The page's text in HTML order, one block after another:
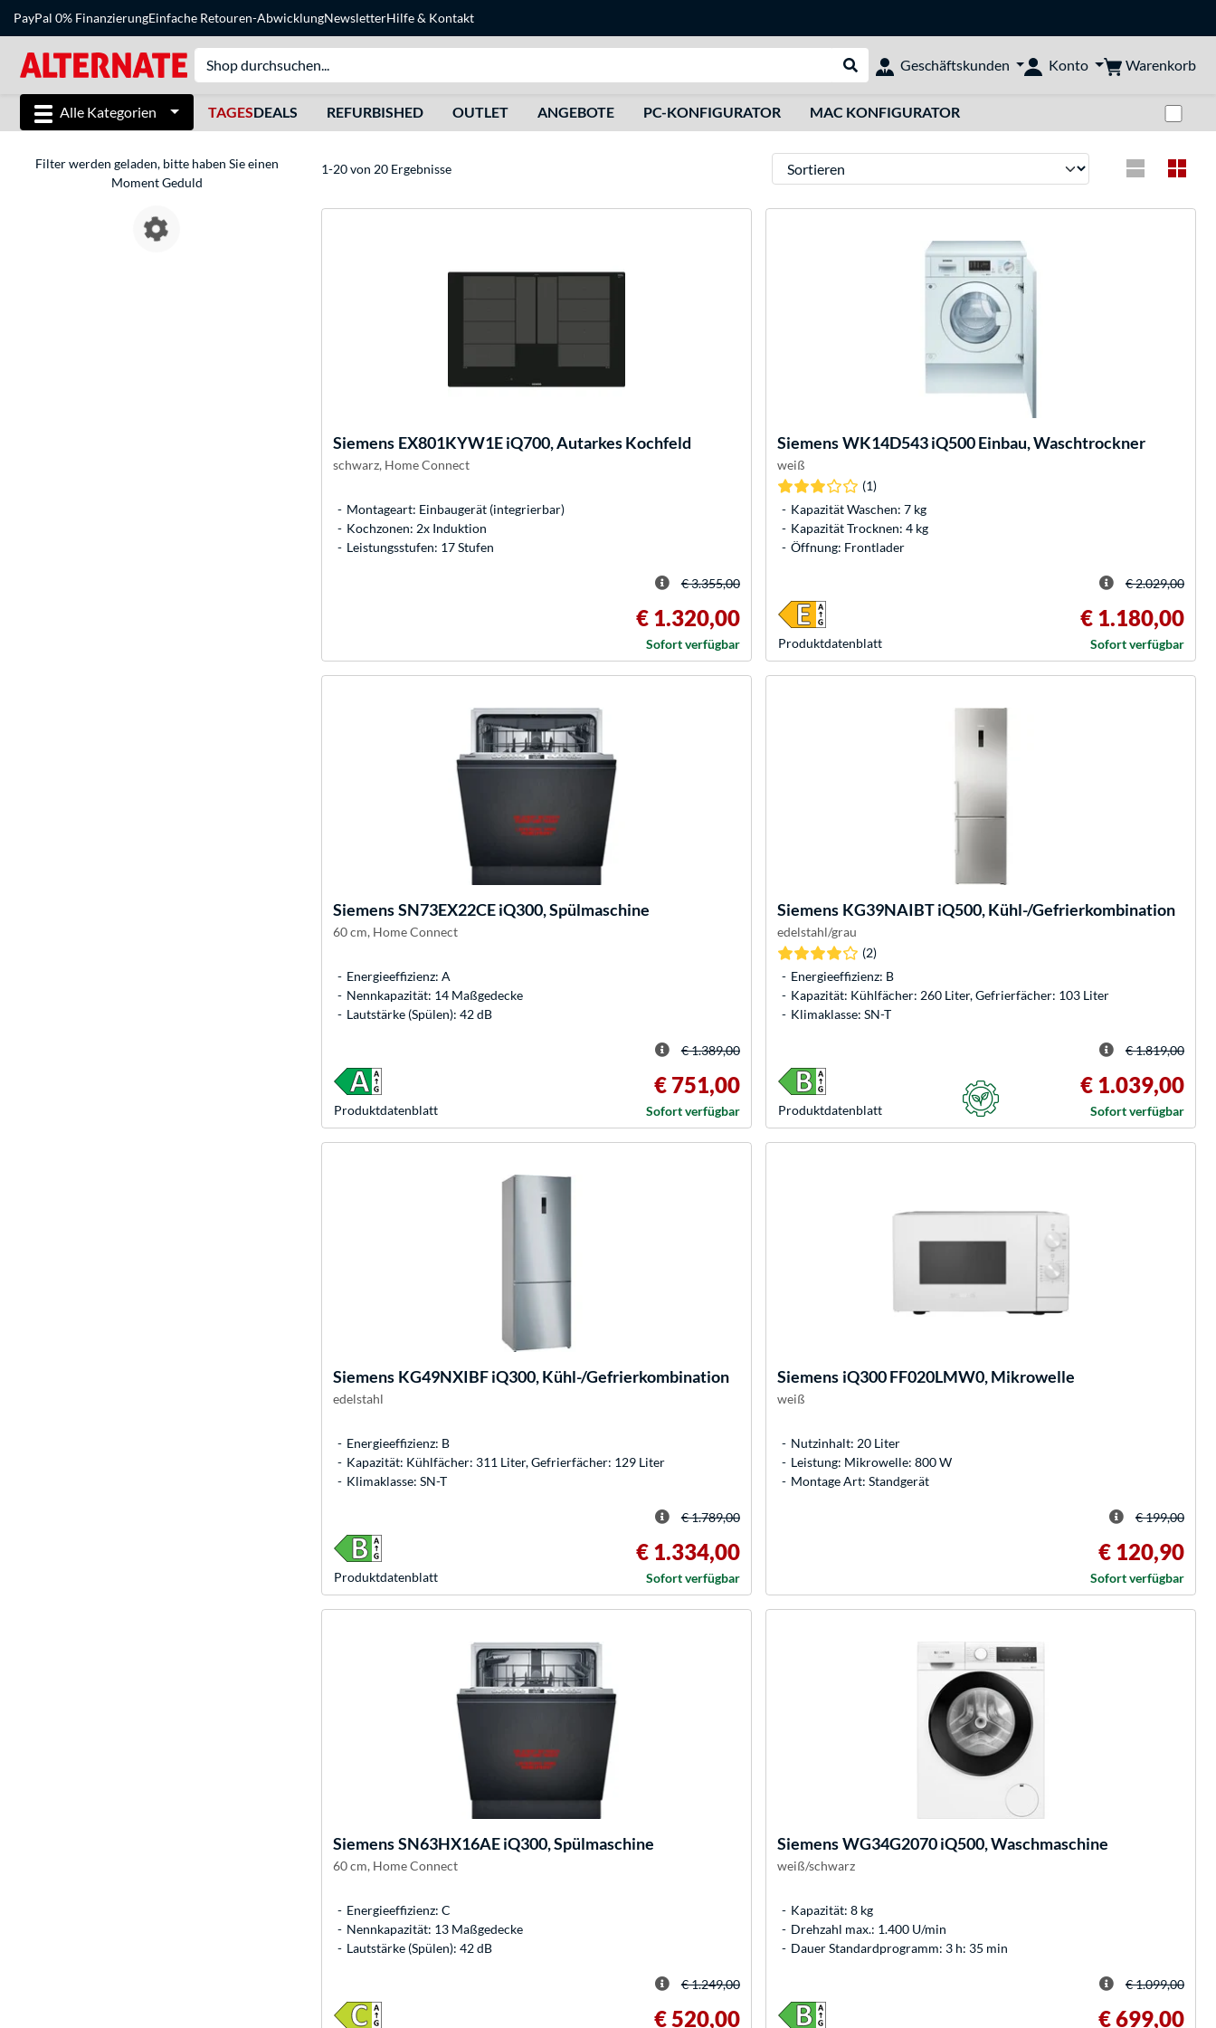
PayPal 0% FinanzierungEinfache Retouren-AbwicklungNewsletterHilfe& Kontakt
Suche durchführen
Geschäftskunden Konto Warenkorb
Alle Kategorien TAGESDEALS REFURBISHED OUTLET ANGEBOTE PC-KONFIGURATOR MAC KONFIGURATOR
Filter werden geladen, bitte haben Sie einen
Moment Geduld
1-20 von 20 Ergebnisse Sortieren
Siemens EX801KYW1E iQ700, Autarkes Kochfeld
schwarz, Home Connect
Montageart: Einbaugerät (integrierbar)
Kochzonen: 2x Induktion
Leistungsstufen: 17 Stufen
€ 3.355,00
€ 1.320,00
Sofort verfügbar
SiemensWK14D543 iQ500 Einbau, Waschtrockner
weiß
(1)
Kapazität Waschen: 7 kg
Kapazität Trocknen: 4 kg
Öffnung: Frontlader
Produkt­datenblatt
€ 2.029,00
€ 1.180,00
Sofort verfügbar
Siemens SN73EX22CE iQ300, Spülmaschine
60 cm, Home Connect
Energieeffizienz: A
Nennkapazität: 14 Maßgedecke
Lautstärke (Spülen): 42 dB
Produkt­datenblatt
€ 1.389,00
€ 751,00
Sofort verfügbar
Siemens KG39NAIBT iQ500, Kühl-/Gefrierkombination
edelstahl/grau
(2)
Energieeffizienz: B
Kapazität: Kühlfächer: 260 Liter, Gefrierfächer: 103 Liter
Klimaklasse: SN-T
Produkt­datenblatt
€ 1.819,00
€ 1.039,00
Sofort verfügbar
Siemens KG49NXIBF iQ300, Kühl-/Gefrierkombination
edelstahl
Energieeffizienz: B
Kapazität: Kühlfächer: 311 Liter, Gefrierfächer: 129 Liter
Klimaklasse: SN-T
Produkt­datenblatt
€ 1.789,00
€ 1.334,00
Sofort verfügbar
Siemens iQ300 FF020LMW0, Mikrowelle
weiß
Nutzinhalt: 20 Liter
Leistung: Mikrowelle: 800 W
Montage Art: Standgerät
€ 199,00
€ 120,90
Sofort verfügbar
Siemens SN63HX16AE iQ300, Spülmaschine
60 cm, Home Connect
Energieeffizienz: C
Nennkapazität: 13 Maßgedecke
Lautstärke (Spülen): 42 dB
€ 1.249,00
€ 520,00
SiemensWG34G2070 iQ500, Waschmaschine
weiß/schwarz
Kapazität: 8 kg
Drehzahl max.: 1.400 U/min
Dauer Standardprogramm: 3 h: 35 min
€ 1.099,00
€ 699,00